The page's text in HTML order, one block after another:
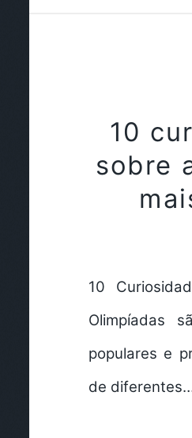
10
sobre
10
Olimpíadas
populares e
de